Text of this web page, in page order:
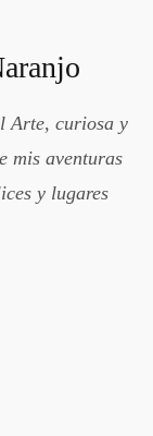
Arte, curiosa y
mis aventuras
y lugares